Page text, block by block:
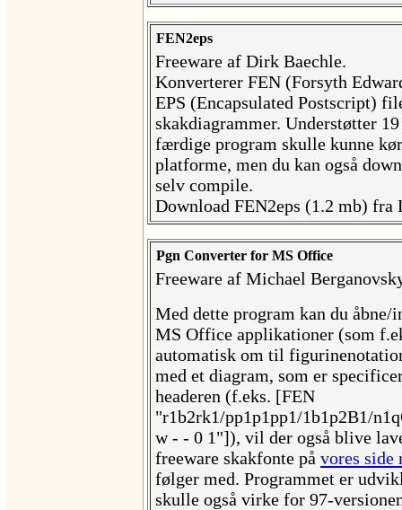
FEN2eps
Freeware af Dirk Baechle.
Konverterer FEN (Forsyth
EPS (Encapsulated Postscript)
skakdiagrammer. Understøtter
færdige program skulle kunne
platforme, men du kan også
selv compile.
Download FEN2eps (1.2 mb)
Pgn Converter for MS Office
Freeware af Michael
Med dette program kan du
MS Office applikationer (som
automatisk om til
med et diagram, som er
headeren (f.eks. [FEN
"r1b2rk1/pp1p1pp1/1b1p2B1/
w - - 0 1"]), vil der også blive
freeware skakfonte på vores side
følger med. Programmet er
skulle også virke for 97-